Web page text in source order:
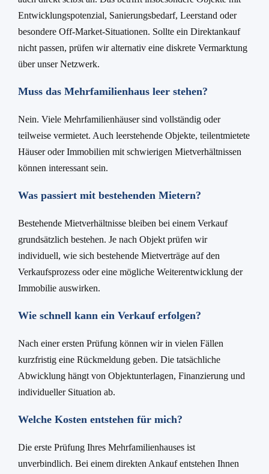
Entwicklungspotenzial, Sanierungsbedarf, Leerstand oder
besondere Off-Market-Situationen. Sollte ein Direktankauf
nicht passen, prüfen wir alternativ eine diskrete Vermarktung
über unser Netzwerk.
Muss das Mehrfamilienhaus leer stehen?
Nein. Viele Mehrfamilienhäuser sind vollständig oder
teilweise vermietet. Auch leerstehende Objekte, teilentmietete
Häuser oder Immobilien mit schwierigen Mietverhältnissen
können interessant sein.
Was passiert mit bestehenden Mietern?
Bestehende Mietverhältnisse bleiben bei einem Verkauf
grundsätzlich bestehen. Je nach Objekt prüfen wir
individuell, wie sich bestehende Mietverträge auf den
Verkaufsprozess oder eine mögliche Weiterentwicklung der
Immobilie auswirken.
Wie schnell kann ein Verkauf erfolgen?
Nach einer ersten Prüfung können wir in vielen Fällen
kurzfristig eine Rückmeldung geben. Die tatsächliche
Abwicklung hängt von Objektunterlagen, Finanzierung und
individueller Situation ab.
Welche Kosten entstehen für mich?
Die erste Prüfung Ihres Mehrfamilienhauses ist
unverbindlich. Bei einem direkten Ankauf entstehen Ihnen